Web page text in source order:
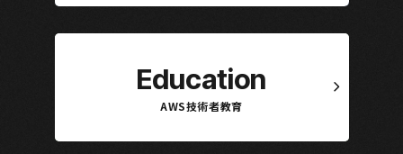
Education
AWS技術者教育